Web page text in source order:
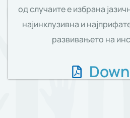
од случаите е избрана
најинклузивна и
развивањето на